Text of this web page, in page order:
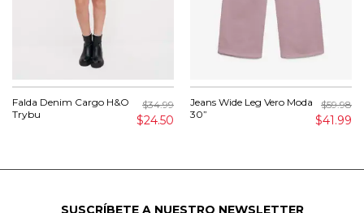
Falda Denim Cargo H&O
Trybu
$34.99
$24.50
Jeans Wide Leg Vero Moda
30”
$59.98
$41.99
SUSCRÍBETE A NUESTRO NEWSLETTER